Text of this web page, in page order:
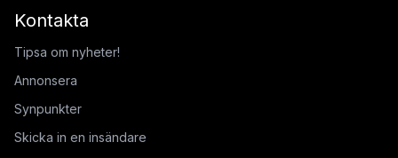
Kontakta
Tipsa om nyheter!
Annonsera
Synpunkter
Skicka in en insändare